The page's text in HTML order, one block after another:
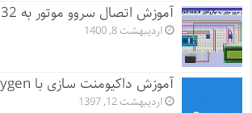
آموزش اتصال سروو موتور به STM32
اردیبهشت 8, 1400
آموزش داکیومنت سازی با Doxygen
اردیبهشت 12, 1397